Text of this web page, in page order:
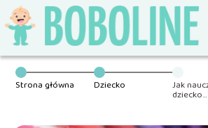
Strona główna Dziecko Jak
dziecko